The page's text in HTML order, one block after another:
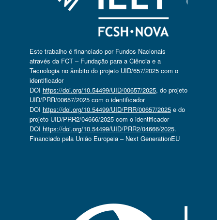
Este trabalho é financiado por Fundos Nacionais
através da FCT – Fundação para a Ciência e a
Tecnologia no âmbito do projeto UID/657/2025 com o
identificador
DOI https://doi.org/10.54499/UID/00657/2025, do projeto
UID/PRR/00657/2025 com o identificador
DOI https://doi.org/10.54499/UID/PRR/00657/2025e do
projeto UID/PRR2/04666/2025 com o identificador
DOI https://doi.org/10.54499/UID/PRR2/04666/2025.
Financiado pela União Europeia – Next GenerationEU